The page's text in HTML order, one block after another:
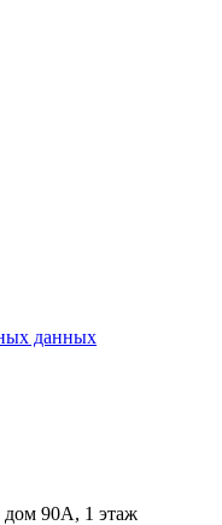
данных
дом 90А, 1 этаж